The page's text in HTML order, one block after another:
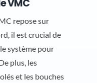
VMC
repose sur
il est crucial de
système pour
plus, les
et les bouches